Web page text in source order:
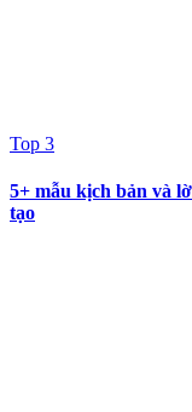
Top 3
5+ mẫu kịch bản và
tạo